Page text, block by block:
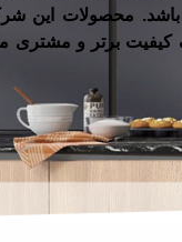
محصولات این
برتر و مشتری